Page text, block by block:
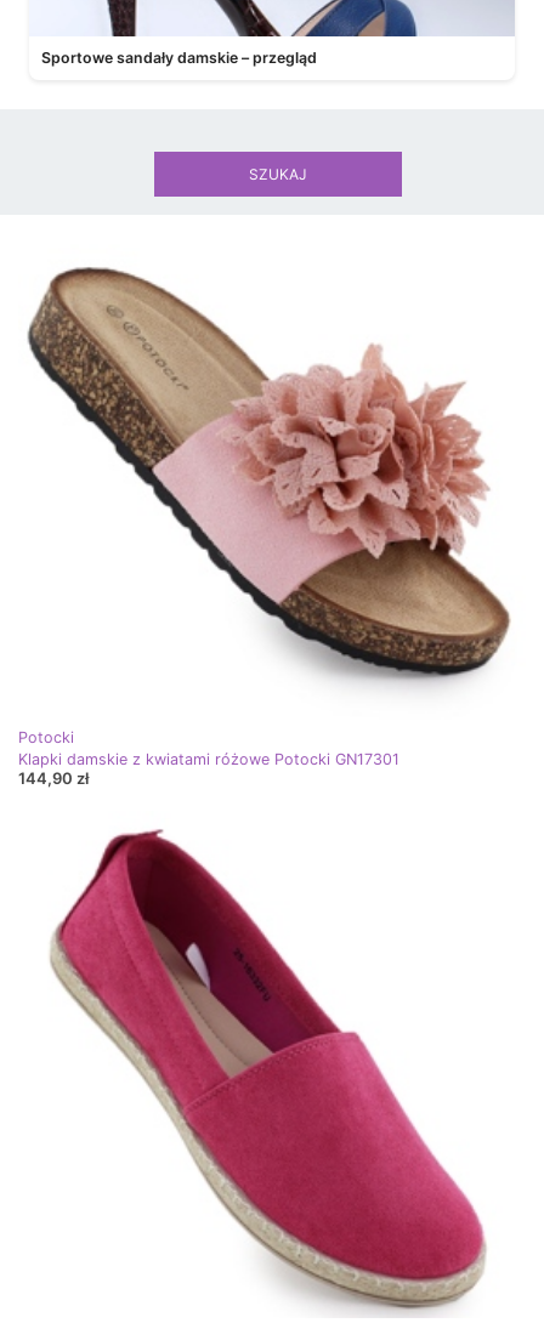
Sportowe sandały damskie – przegląd
Potocki
Klapki damskie z kwiatami różowe Potocki GN17301
144,90 zł
SZUKAJ